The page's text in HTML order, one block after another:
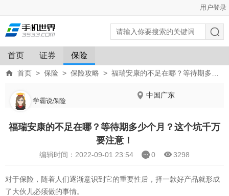
用户登录
首页 证券 保险
首页 > 保险 > 保险攻略 > 福瑞安康的不足在哪？等待期多少个月？这个坑千万要注意！
学霸说保险
中国广东
福瑞安康的不足在哪？等待期多少个月？这个坑千万
要注意！
编辑时间：2022-09-01 23:54 0 3298
对于保险，随着人们逐渐意识到它的重要性后，择一款好产品就形成
了大伙儿必须做的事情。